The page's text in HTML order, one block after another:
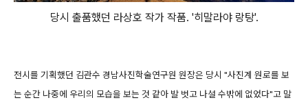
당시 출품했던 라상호 작가 작품. '히말라야 랑탕'.
전시를 기획했던 김관수 경남사진학술연구원 원장은 당시 "사진계 원로를 보
는 순간 나중에 우리의 모습을 보는 것 같아 발 벗고 나설 수밖에 없었다"고 말